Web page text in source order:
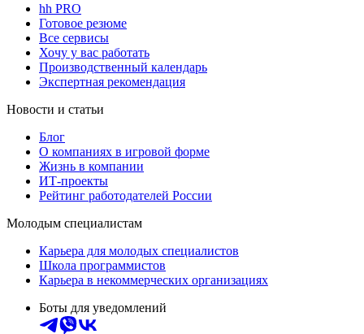
hh PRO
Готовое резюме
Все сервисы
Хочу у вас работать
Производственный календарь
Экспертная рекомендация
Новости и статьи
Блог
О компаниях в игровой форме
Жизнь в компании
ИТ-проекты
Рейтинг работодателей России
Молодым специалистам
Карьера для молодых специалистов
Школа программистов
Карьера в некоммерческих организациях
Боты для уведомлений